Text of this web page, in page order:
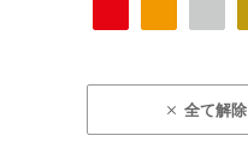
全て解除